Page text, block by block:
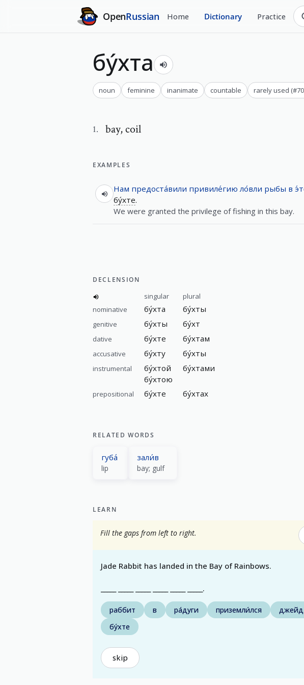
OpenRussian Home Dictionary Practice
бу́хта
noun feminine inanimate countable rarely used (#
1. bay,coil
EXAMPLES
Нам предоста́вили привиле́гию ло́вли рыбы в
бу́хте.
We were granted the privilege of fishing in this bay.
DECLENSION
singular
plural
nominative
бу́хта бу́хты
genitive бу́хты бу́хт
dative бу́хте бу́хтам
accusative бу́хту бу́хты
instrumental
бу́хтой
бу́хтою
бу́хтами
prepositional бу́хте бу́хтах
RELATED WORDS
губа́
lip
зали́в
bay; gulf
LEARN
Fill the gaps from left to right.
Jade Rabbit has landed in the Bay of Rainbows.
_____ _____ _____ _____ _____ _____.
раббит в ра́дуги приземли́лся
джейд
бу́хте
skip